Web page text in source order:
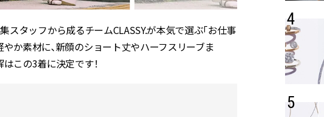
スタッフから成るチームCLASSY.が本気で選ぶ「お仕事
か素材に、新顔のショート丈やハーフスリーブま
この3着に決定です！
BEAUTY Sep, 25, 2025
ルジェラの“レプリカ”に新作
！注目度急上昇の『フレグラ
ス』５選 | CLASSY.[クラッシ
WEDDING Aug, 13, 2025
【結婚指輪】人気ブランドのリ
ング22選｜20〜30代カップルの